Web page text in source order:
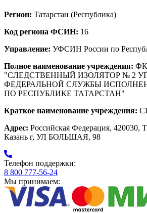
Регион: Татарстан (Республика)
Код региона ФСИН: 16
Управление: УФСИН России по
Полное наименование учреждения:
"СЛЕДСТВЕННЫЙ ИЗОЛЯТОР № 2
ФЕДЕРАЛЬНОЙ СЛУЖБЫ
ПО РЕСПУБЛИКЕ ТАТАРСТАН"
Краткое наименование учреждения:
Адрес: Российская Федерация, 420030,
Казань г, УЛ БОЛЬШАЯ, 98
Телефон поддержки:
8 800 777-56-24
Мы принимаем: